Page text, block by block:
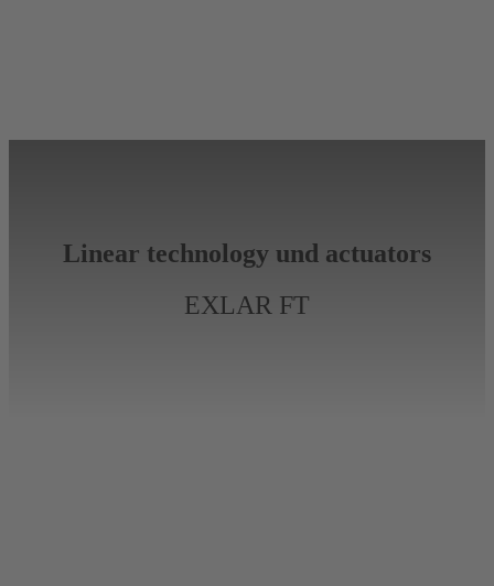
Linear technology und actuators
EXLAR FT